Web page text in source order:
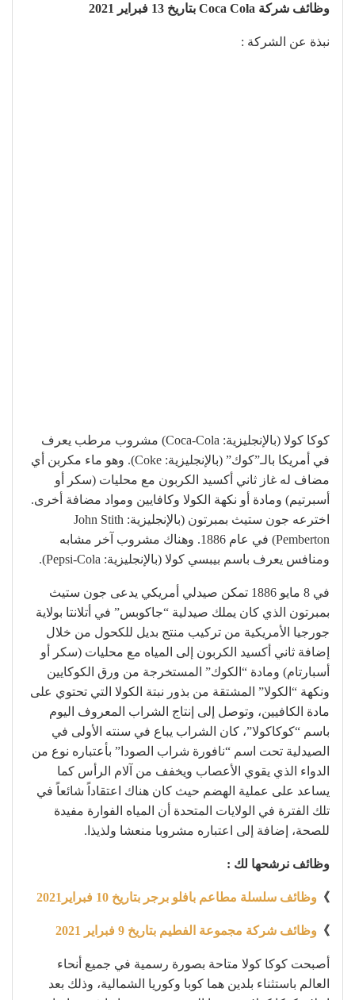
وظائف شركة Coca Cola بتاريخ 13 فبراير 2021
نبذة عن الشركة :
كوكا كولا (بالإنجليزية: Coca-Cola)‏ مشروب مرطب يعرف
في أمريكا بالـ”كوك” (بالإنجليزية: Coke)‏. وهو ماء مكربن أي
مضاف له غاز ثاني أكسيد الكربون مع محليات (سكر أو
أسبرتيم) ومادة أو نكهة الكولا وكافايين ومواد مضافة أخرى.
اخترعه جون ستيث بمبرتون (بالإنجليزية: John Stith
Pemberton)‏ في عام 1886. وهناك مشروب آخر مشابه
ومنافس يعرف باسم بيبسي كولا (بالإنجليزية: Pepsi-Cola)‏.
في 8 مايو 1886 تمكن صيدلي أمريكي يدعى جون ستيث
بمبرتون الذي كان يملك صيدلية “جاكوبس” في أتلانتا بولاية
جورجيا الأمريكية من تركيب منتج بديل للكحول من خلال
إضافة ثاني أكسيد الكربون إلى المياه مع محليات (سكر أو
أسبارتام) ومادة “الكوك” المستخرجة من ورق الكوكايين
ونكهة “الكولا” المشتقة من بذور نبتة الكولا التي تحتوي على
مادة الكافيين، وتوصل إلى إنتاج الشراب المعروف اليوم
باسم “كوكاكولا”، كان الشراب يباع في سنته الأولى في
الصيدلية تحت اسم “نافورة شراب الصودا” بأعتباره نوع من
الدواء الذي يقوي الأعصاب ويخفف من آلام الرأس كما
يساعد على عملية الهضم حيث كان هناك اعتقاداً شائعاً في
تلك الفترة في الولايات المتحدة أن المياه الفوارة مفيدة
للصحة، إضافة إلى اعتباره مشروبا منعشا ولذيذا.
وظائف نرشحها لك :
》 وظائف سلسلة مطاعم بافلو برجر بتاريخ 10 فبراير2021
》 وظائف شركة مجموعة الفطيم بتاريخ 9 فبراير 2021
أصبحت كوكا كولا متاحة بصورة رسمية في جميع أنحاء
العالم باستثناء بلدين هما كوبا وكوريا الشمالية، وذلك بعد